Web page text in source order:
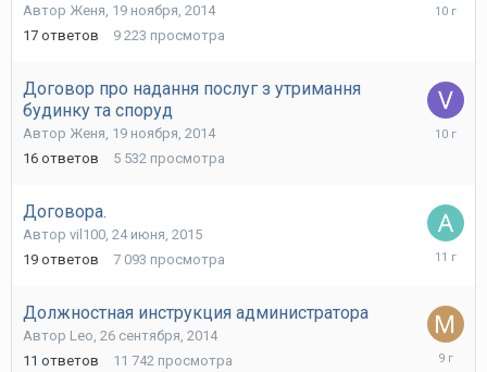
Автор Женя, 19 ноября, 2014
17 ответов 9 223 просмотра
Договор про надання послуг з утримання
будинку та споруд
Автор Женя, 19 ноября, 2014
16 ответов 5 532 просмотра
Договора.
Автор vil100, 24 июня, 2015
19 ответов 7 093 просмотра
26
Должностная инструкция администратора
Автор Leo, 26 сентября, 2014
11 ответов 11 742 просмотра